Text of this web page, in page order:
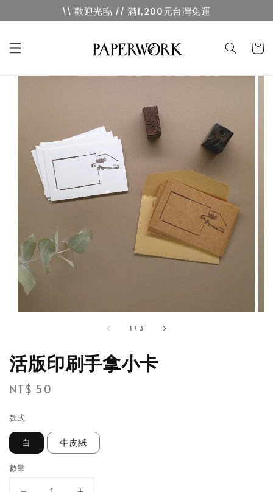
\\ 歡迎光臨 // 滿1,200元台灣免運
1 / 3
活版印刷手拿小卡
Regular
NT$ 50
款式
白 牛皮紙
數量